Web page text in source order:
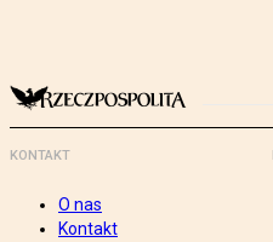
KONTAKT
O nas
Kontakt